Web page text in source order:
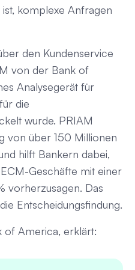
komplexe Anfragen
den Kundenservice
von der Bank of
Analysegerät für
die
wurde. PRIAM
von über 150 Millionen
hilft Bankern dabei,
Geschäfte mit einer
vorherzusagen. Das
Entscheidungsfindung.
of America, erklärt: